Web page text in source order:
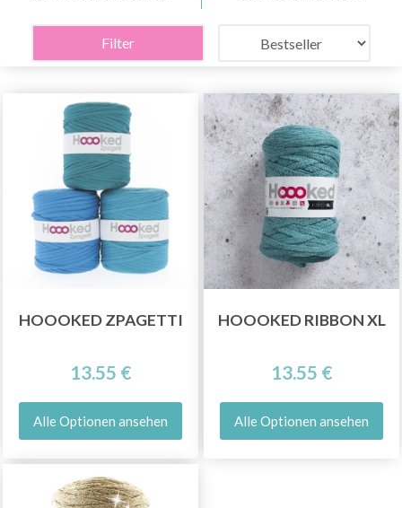
Filter
HOOOKED ZPAGETTI
13.55 €
Alle Optionen ansehen
HOOOKED RIBBON XL
13.55 €
Alle Optionen ansehen